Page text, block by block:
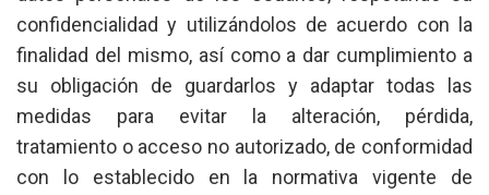
confidencialidad y utilizándolos de acuerdo con la
finalidad del mismo, así como a dar cumplimiento a
su obligación de guardarlos y adaptar todas las
medidas para evitar la alteración, pérdida,
tratamiento o acceso no autorizado, de conformidad
con lo establecido en la normativa vigente de